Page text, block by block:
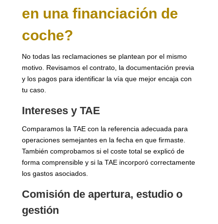
en una financiación de
coche?
No todas las reclamaciones se plantean por el mismo
motivo. Revisamos el contrato, la documentación previa
y los pagos para identificar la vía que mejor encaja con
tu caso.
Intereses y TAE
Comparamos la TAE con la referencia adecuada para
operaciones semejantes en la fecha en que firmaste.
También comprobamos si el coste total se explicó de
forma comprensible y si la TAE incorporó correctamente
los gastos asociados.
Comisión de apertura, estudio o
gestión